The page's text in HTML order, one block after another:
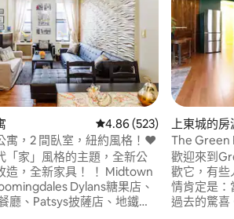
從 523 則評價中獲得 4.86
4.86 (523)
寓，2 間臥室，紐約風格！❤️
「家」風格的主題，全新公
造，全新家具！ ！ Midtown
Dylans糖果店、
廳、Patsys披薩店、地鐵站
上東城的房
The Green
單間公寓
歡迎來到
歡它，有些
情肯定是：
過去的驚喜。 這間1879年的旅舍由設